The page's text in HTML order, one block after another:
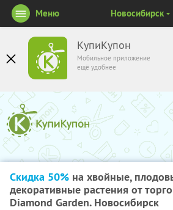
КупиКупон
Мобильное приложение
ещё удобнее
Меню Новосибирск
Скидка 50% на хвойные,
декоративные растения от
Diamond Garden. Новосибирск